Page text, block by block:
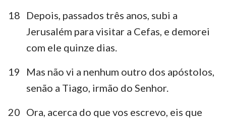
18
Depois, passados três anos, subi a
Jerusalém para visitar a Cefas, e demorei
com ele quinze dias.
19
Mas não vi a nenhum outro dos apóstolos,
senão a Tiago, irmão do Senhor.
20 Ora, acerca do que vos escrevo, eis que